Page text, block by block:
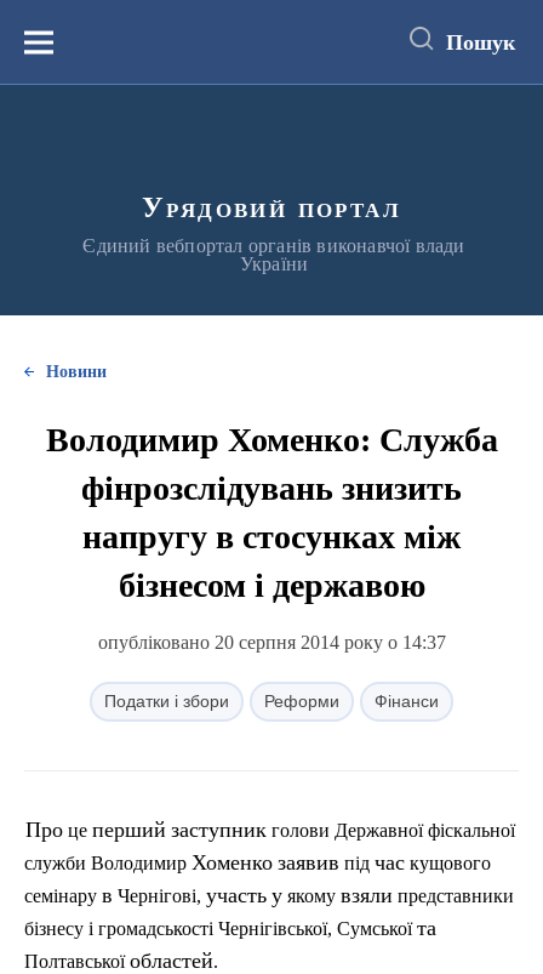
вмістуМеню Пошук
Урядовий портал
Єдиний вебпортал органів виконавчої влади
України
Новини
Володимир Хоменко: Служба
фінрозслідувань знизить
напругу в стосунках між
бізнесом і державою
опубліковано 20 серпня 2014 року о 14:37
Податки і збори Реформи Фінанси
Про це перший заступник голови Державної фіскальної
служби Володимир Хоменко заявив під час кущового
семінару в Чернігові, участь у якому взяли представники
бізнесу і громадськості Чернігівської, Сумської та
Полтавської областей.